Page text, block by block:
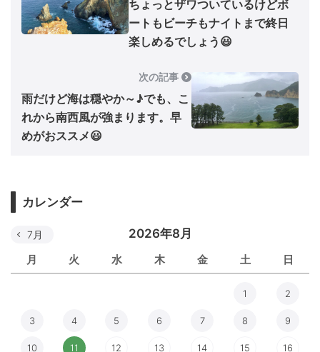
ちょっとザワついているけどボ
ートもビーチもナイトまで終日
楽しめるでしょう😃
次の記事
雨だけど海は穏やか～♪でも、こ
れから南西風が強まります。早
めがおススメ😃
カレンダー
2026年8月
月 火 水 木 金 土 日
7月
1 2
3 4 5 6 7 8 9
10 11 12 13 14 15 16